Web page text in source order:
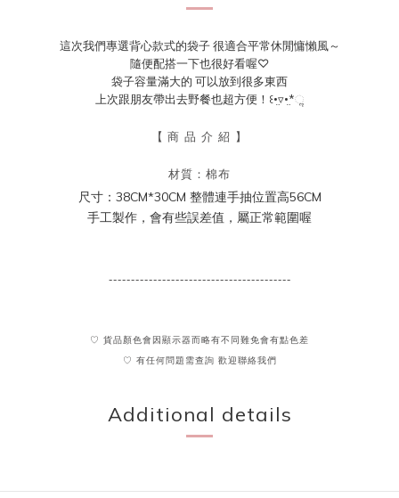
這次我們專選背心款式的袋子 很適合平常休閒慵懶風～
隨便配搭一下也很好看喔♡
袋子容量滿大的 可以放到很多東西
上次跟朋友帶出去野餐也超方便！꒰•̤▿•̤*ૢ
【 商 品 介 紹 】
材質：棉布
尺寸：38CM*30CM 整體連手抽位置高56CM
手工製作，會有些誤差值，屬正常範圍喔
-----------------------------------------
♡ 貨品顏色會因顯示器而略有不同難免會有點色差
♡ 有任何問題需查詢 歡迎聯絡我們
Additional details